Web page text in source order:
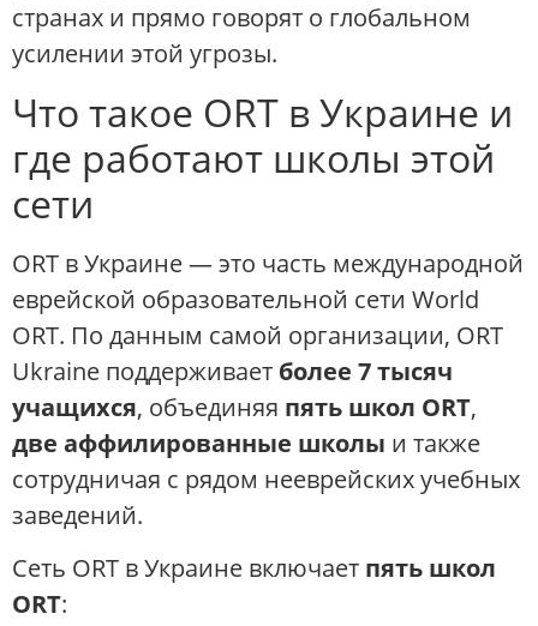
странах и прямо говорят о глобальном
усилении этой угрозы.
Что такое ORT в Украине и
где работают школы этой
сети
ORT в Украине — это часть международной
еврейской образовательной сети World
ORT. По данным самой организации, ORT
Ukraine поддерживает более 7 тысяч
учащихся, объединяя пять школ ORT,
две аффилированные школы и также
сотрудничая с рядом нееврейских учебных
заведений.
Сеть ORT в Украине включает пять школ
ORT: